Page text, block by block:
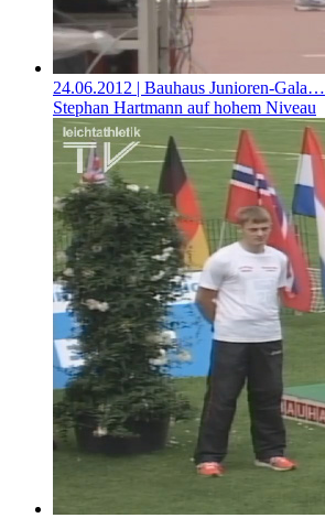
24.06.2012 | Bauhaus Junioren-Gala…
Stephan Hartmann auf hohem Niveau